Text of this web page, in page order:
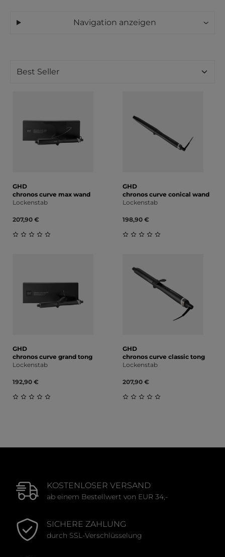
Navigation anzeigen
GHD
chronos curve max wand
Lockenstab
207,90 €
GHD
chronos curve conical wand
Lockenstab
198,90 €
GHD
chronos curve grand tong
Lockenstab
192,90 €
GHD
chronos curve classic tong
Lockenstab
207,90 €
KOSTENLOSER VERSAND
ab einem Bestellwert von EUR 34,-
SICHERE ZAHLUNG
durch SSL-Verschlüsselung